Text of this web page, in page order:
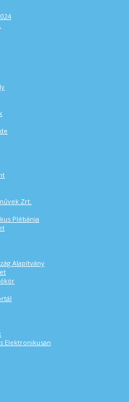
Zrt.
Plébánia
Alapítvány
Elektronikusan